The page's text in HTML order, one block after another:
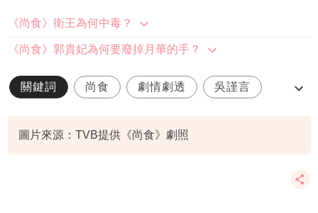
《尚食》衛王為何中毒？
《尚食》郭貴妃為何要廢掉月華的手？
關鍵詞 尚食 劇情劇透 吳謹言
圖片來源：TVB提供《尚食》劇照